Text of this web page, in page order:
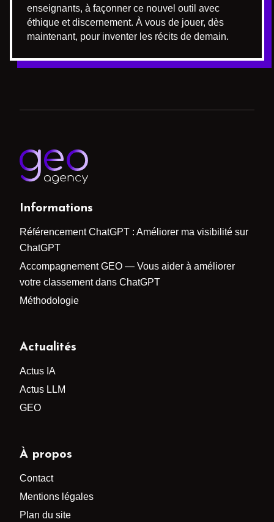
enseignants, à façonner ce nouvel outil avec
éthique et discernement. À vous de jouer, dès
maintenant, pour inventer les récits de demain.
Informations
Référencement ChatGPT : Améliorer ma visibilité sur
ChatGPT
Accompagnement GEO — Vous aider à améliorer
votre classement dans ChatGPT
Méthodologie
Actualités
Actus IA
Actus LLM
GEO
À propos
Contact
Mentions légales
Plan du site